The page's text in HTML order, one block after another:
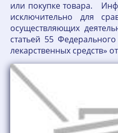
или покупке товара.
исключительно для
осуществляющих
статьей 55
лекарственных средств»